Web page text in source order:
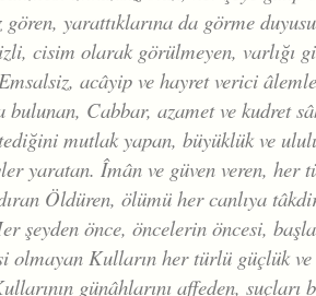
gören, yarattıklarına da görme
cisim olarak görülmeyen, varlığı
acâyip ve hayret verici
bulunan, Cabbar, azamet ve kudret
mutlak yapan, büyüklük ve
yaratan. Îmân ve güven veren, her
Öldüren, ölümü her canlıya
şeyden önce, öncelerin öncesi,
olmayan Kulların her türlü güçlük ve
günâhlarını affeden,